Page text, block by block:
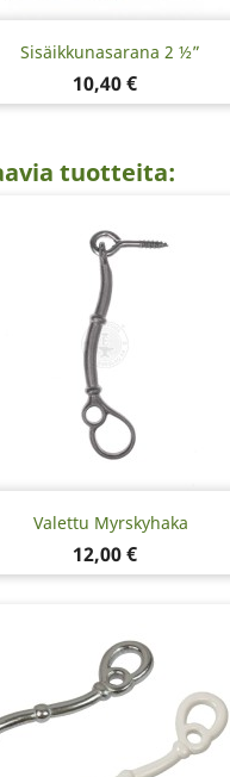
Sisäikkunasarana 2 ½”
Hinta
10,40 €
Pikakatselu
tuotteita:
Valettu Myrskyhaka
Hinta
12,00 €
Pikakatselu